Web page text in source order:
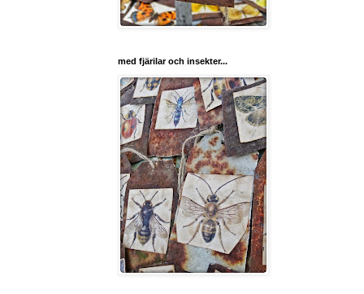
med fjärilar och insekter...